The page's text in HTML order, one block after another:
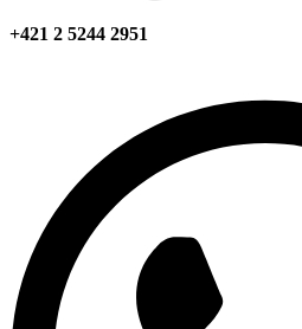
+421 2 5244 2951